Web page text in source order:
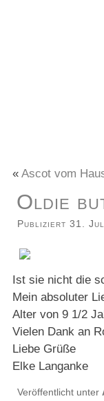
«Ascot vom
Oldie
Publiziert 31.
Ist sie nicht die
Mein absoluter
Alter von 9 1/2
Vielen Dank an
Liebe Grüße
Elke Langanke
Veröffentlicht unter